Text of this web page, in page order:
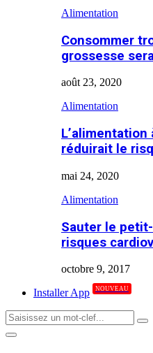
Alimentation
Consommer
grossesse
août 23, 2020
Alimentation
réduirait le
mai 24, 2020
Alimentation
Sauter le
risques
octobre 9, 2017
Installer App
NOUVEAU
Search
for:
Primary